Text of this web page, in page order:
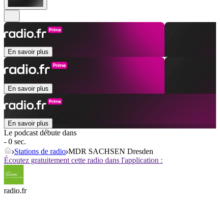
En savoir plus
En savoir plus
En savoir plus
Le podcast débute dans
- 0 sec.
Stations de radio MDR SACHSEN Dresden
Écoutez gratuitement cette radio dans l'application :
radio.fr